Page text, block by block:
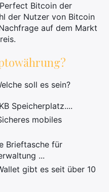
Bitcoin der
der Nutzer von Bitcoin
auf dem Markt
soll es sein?
Speicherplatz....
mobiles
Brieftasche für
...
gibt es seit über 10